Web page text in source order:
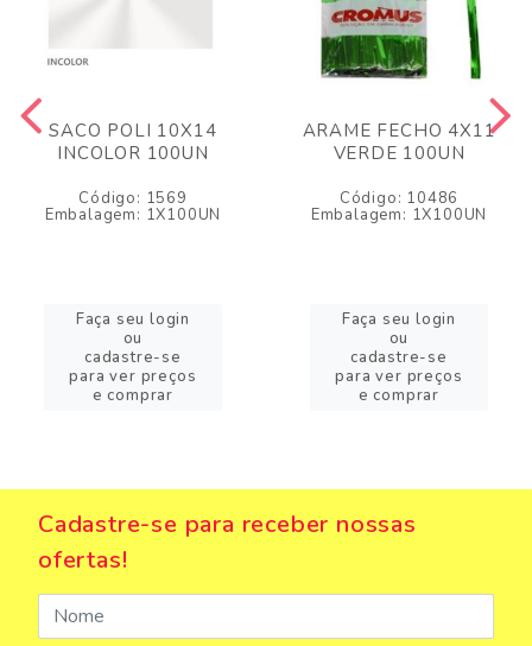
SACO POLI 10X14
INCOLOR 100UN
Código: 1569
Embalagem: 1X100UN
Faça seu login
ou
cadastre-se
para ver preços
e comprar
ARAME FECHO 4X11
VERDE 100UN
Código: 10486
Embalagem: 1X100UN
Faça seu login
ou
cadastre-se
para ver preços
e comprar
Cadastre-se para receber nossas
ofertas!